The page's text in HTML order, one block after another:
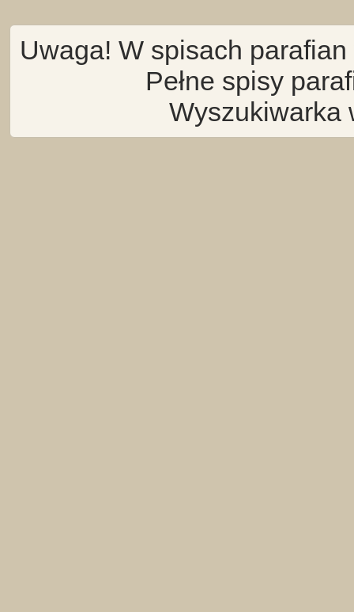
Uwaga! W spisach
Pełne spisy
Wyszukiwarka